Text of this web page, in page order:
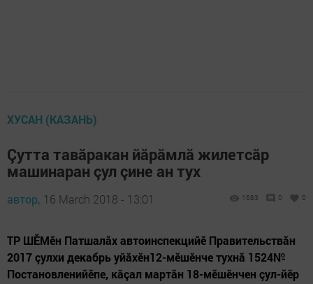
ХУСАН (КАЗАНЬ)
Çутта тавăракан йăрăмлă жилетсăр
машинаран çул çине ан тух
автор, 16 March 2018 - 13:01 1683 0 0
ТР ШӖМӗн Патшалăх автоинспекцийӗ Правительствăн
2017 çулхи декабрь уйăхӗн12-мӗшӗнче тухнă 1524№
Постановленийӗпе, кăçал мартăн 18-мӗшӗнчен çул-йӗр